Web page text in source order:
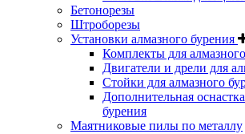
Бетонорезы
Штроборезы
Установки алмазного бурения
Комплекты для
Двигатели и дрели для
Стойки для алмазного
Дополнительная
бурения
Маятниковые пилы по металлу